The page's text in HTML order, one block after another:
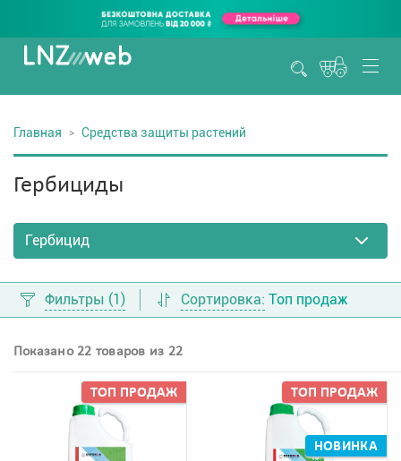
Главная Средства защиты растений
Гербициды
Фильтры (1) Сортировка: Топ продаж
Показано 22 товаров из 22
ТОП ПРОДАЖ ТОП ПРОДАЖ
НОВИНКА